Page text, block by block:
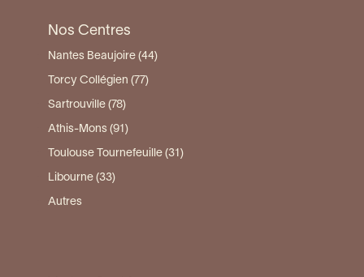
Nos Centres
Nantes Beaujoire (44)
Torcy Collégien (77)
Sartrouville (78)
Athis-Mons (91)
Toulouse Tournefeuille (31)
Libourne (33)
Autres